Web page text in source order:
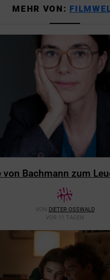
MEHR VON:
von Bachmann zum
VON DIETER OSSWALD
VOR 11 TAGEN